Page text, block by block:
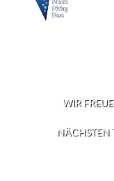
WIR
NÄCHSTEN